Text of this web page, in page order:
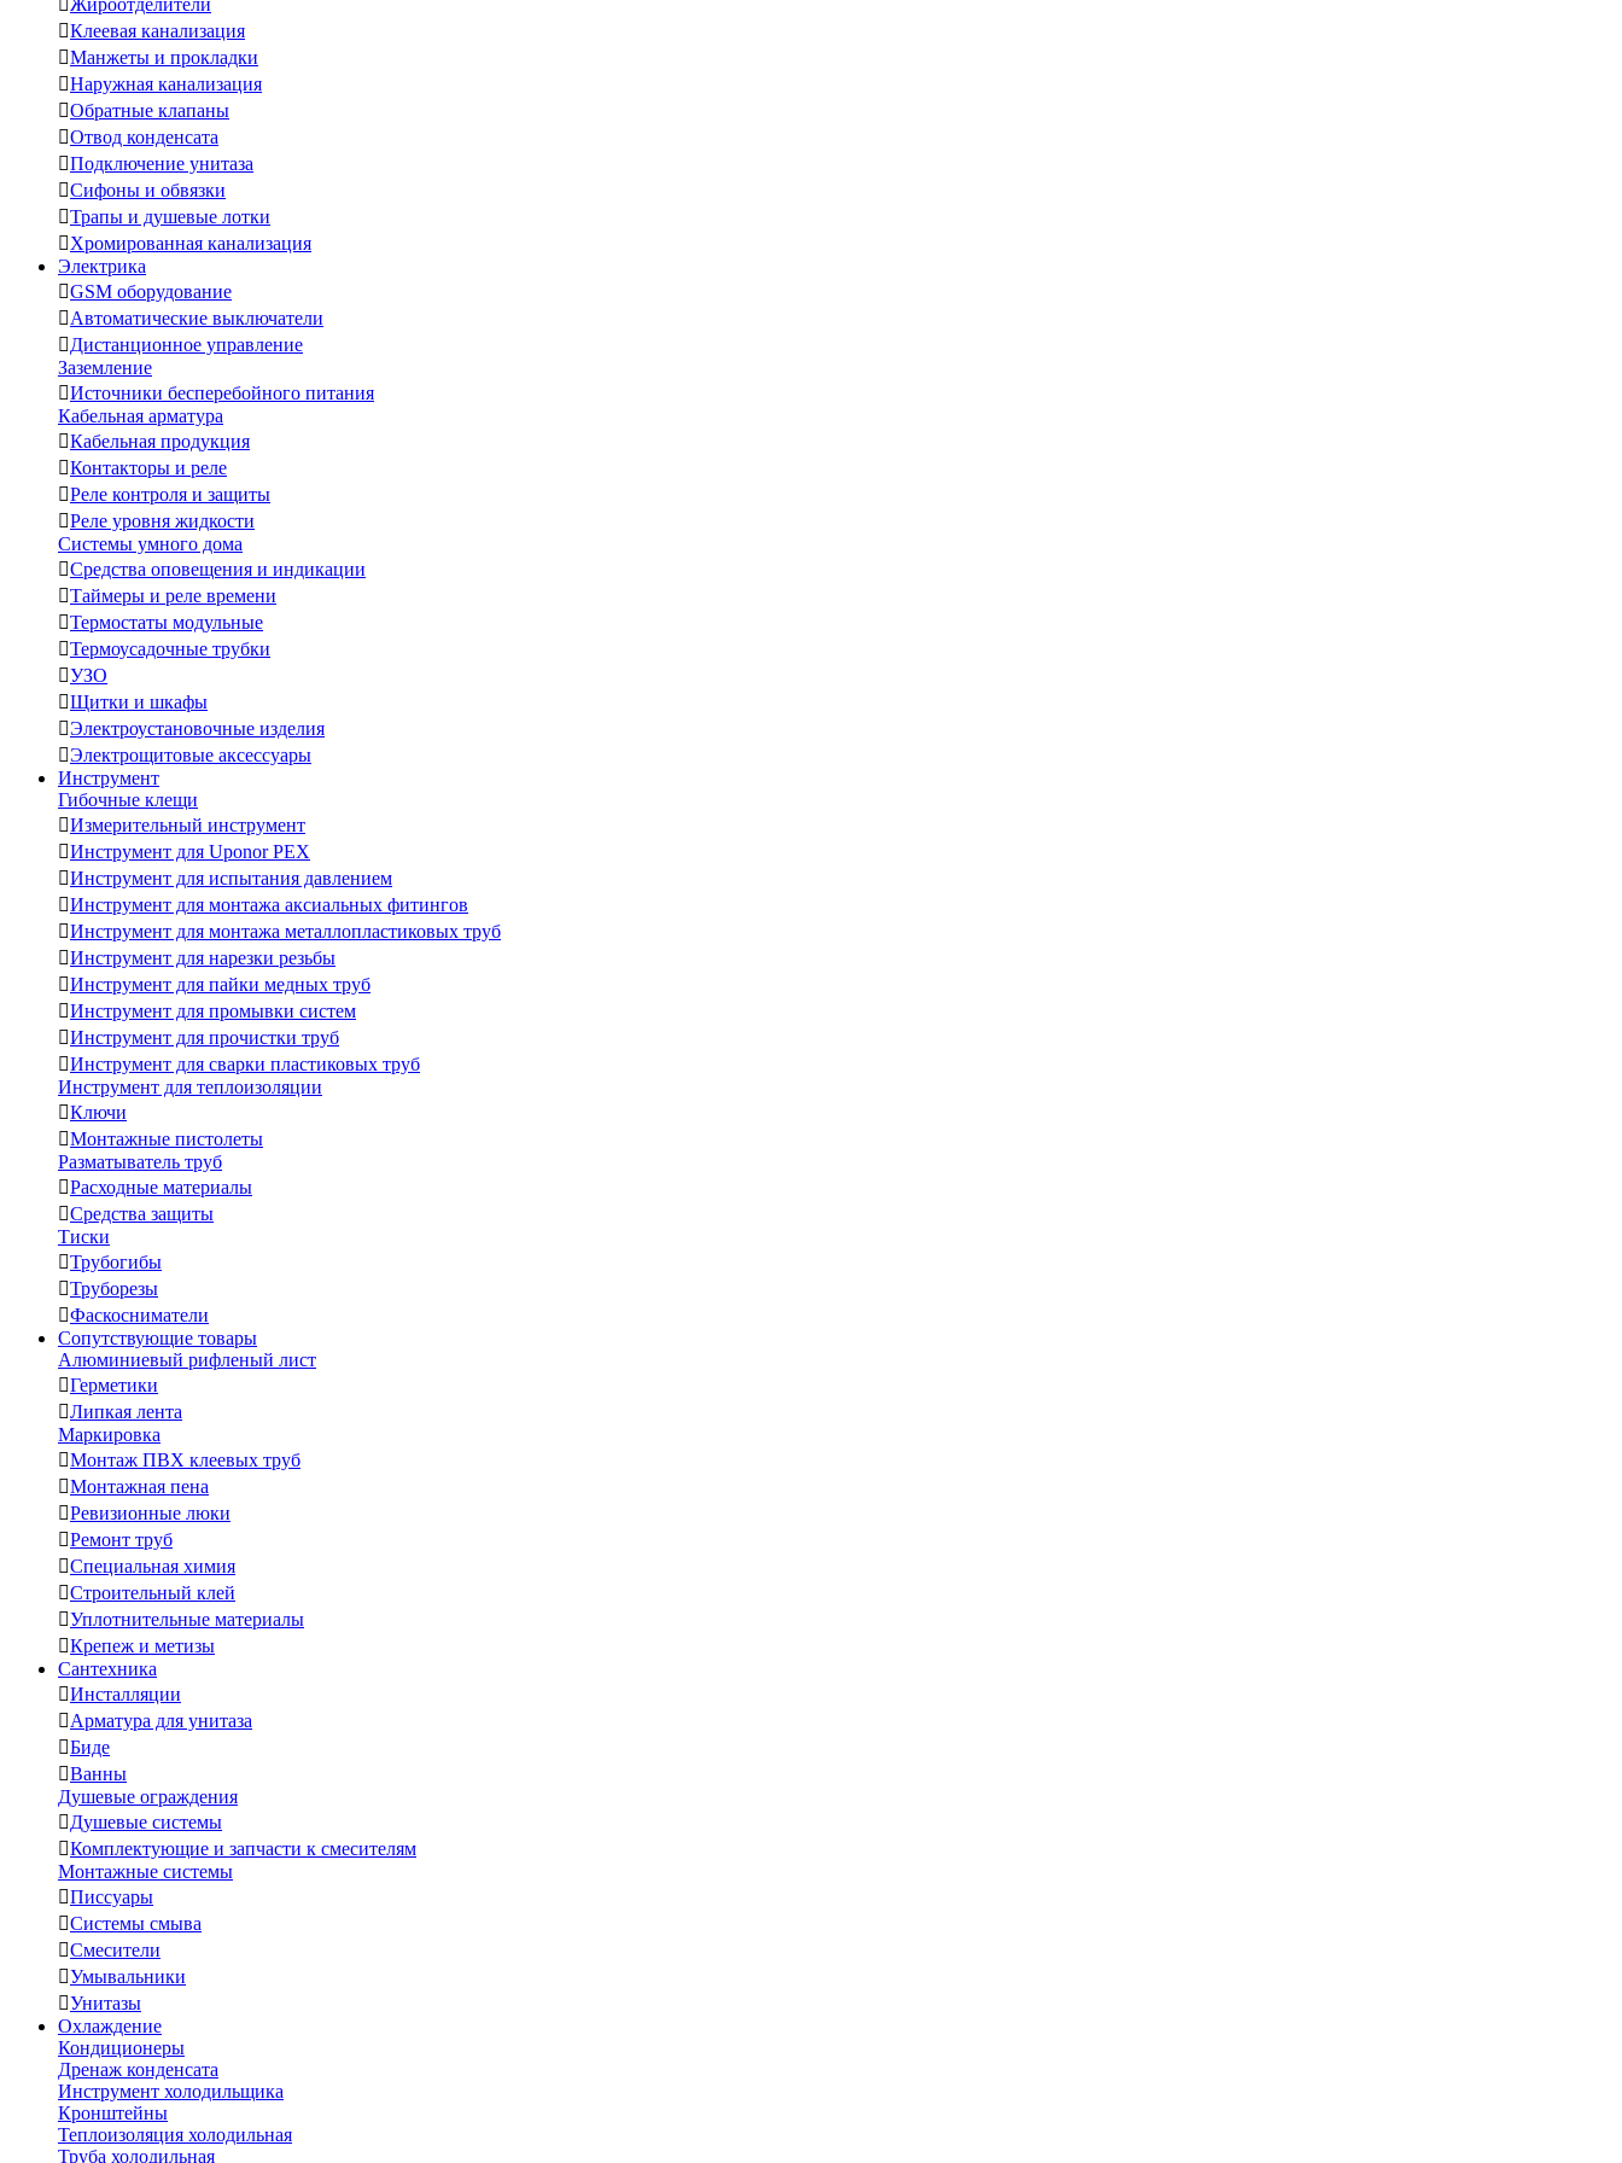
Жироотделители
Клеевая канализация
Манжеты и прокладки
Наружная канализация
Обратные клапаны
Отвод конденсата
Подключение унитаза
Сифоны и обвязки
Трапы и душевые лотки
Хромированная канализация
Электрика
GSM оборудование
Автоматические выключатели
Дистанционное управление
Заземление
Источники бесперебойного питания
Кабельная арматура
Кабельная продукция
Контакторы и реле
Реле контроля и защиты
Реле уровня жидкости
Системы умного дома
Средства оповещения и индикации
Таймеры и реле времени
Термостаты модульные
Термоусадочные трубки
УЗО
Щитки и шкафы
Электроустановочные изделия
Электрощитовые аксессуары
Инструмент
Гибочные клещи
Измерительный инструмент
Инструмент для Uponor PEX
Инструмент для испытания давлением
Инструмент для монтажа аксиальных фитингов
Инструмент для монтажа металлопластиковых труб
Инструмент для нарезки резьбы
Инструмент для пайки медных труб
Инструмент для промывки систем
Инструмент для прочистки труб
Инструмент для сварки пластиковых труб
Инструмент для теплоизоляции
Ключи
Монтажные пистолеты
Разматыватель труб
Расходные материалы
Средства защиты
Тиски
Трубогибы
Труборезы
Фаскосниматели
Сопутствующие товары
Алюминиевый рифленый лист
Герметики
Липкая лента
Маркировка
Монтаж ПВХ клеевых труб
Монтажная пена
Ревизионные люки
Ремонт труб
Специальная химия
Строительный клей
Уплотнительные материалы
Крепеж и метизы
Сантехника
Инсталляции
Арматура для унитаза
Биде
Ванны
Душевые ограждения
Душевые системы
Комплектующие и запчасти к смесителям
Монтажные системы
Писсуары
Системы смыва
Смесители
Умывальники
Унитазы
Охлаждение
Кондиционеры
Дренаж конденсата
Инструмент холодильщика
Кронштейны
Теплоизоляция холодильная
Труба холодильная